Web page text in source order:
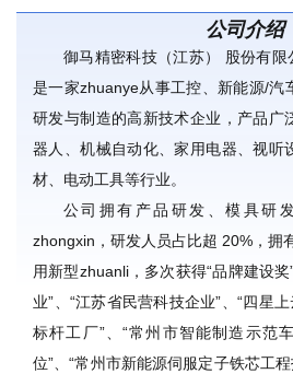
公司介绍
御马精密科技（江苏） 股份有限
是一家zhuanye从事工控、新能源/汽
研发与制造的高新技术企业，产品广
器人、机械自动化、家用电器、视听
材、电动工具等行业。
公司拥有产品研发、模具研
zhongxin ，研发人员占比超 20%，拥
用新型zhuanli，多次获得“品牌建设
业”、“江苏省民营科技企业”、“四星
标杆工厂”、“常州市智能制造示范
位”、“常州市新能源伺服定子铁芯工